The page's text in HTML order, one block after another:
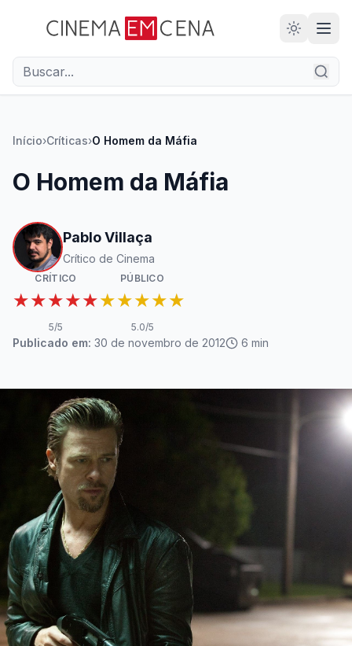
28
ANOS
Início›Críticas›O Homem da Máfia
O Homem da Máfia
Pablo Villaça
Crítico de Cinema
CRÍTICO
★★★★★
5/5
PÚBLICO
★★★★★
5.0/5
Publicado em: 30 de novembro de 2012 6 min